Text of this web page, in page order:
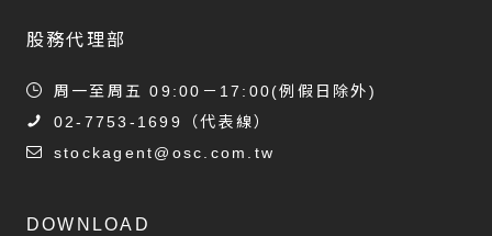
股務代理部
周一至周五 09:00－17:00(例假日除外)
02-7753-1699
（代表線）
stockagent@osc.com.tw
DOWNLOAD